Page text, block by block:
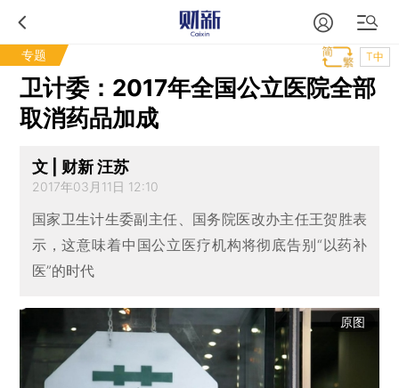
专题 T中
卫计委：2017年全国公立医院全部
取消药品加成
文 | 财新 汪苏
2017年03月11日 12:10
国家卫生计生委副主任、国务院医改办主任王贺胜表
示，这意味着中国公立医疗机构将彻底告别“以药补
医”的时代
原图